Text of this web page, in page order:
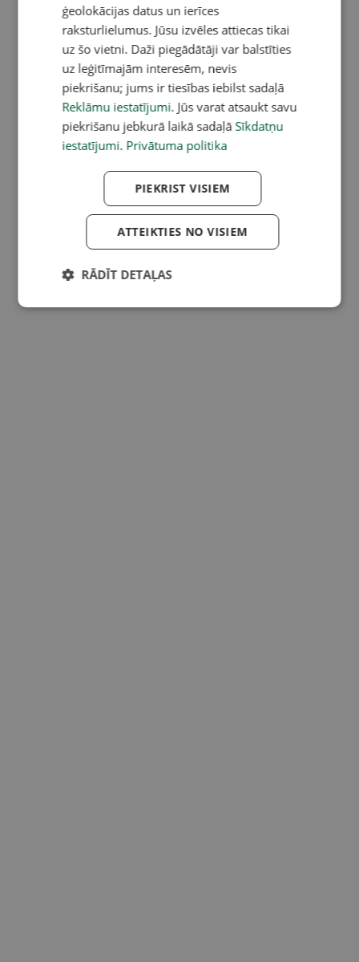
ģeolokācijas datus un ierīces
raksturlielumus. Jūsu izvēles attiecas tikai
uz šo vietni. Daži piegādātāji var balstīties
uz leģitīmajām interesēm, nevis
piekrišanu; jums ir tiesības iebilst sadaļā
Reklāmu iestatījumi. Jūs varat atsaukt savu
piekrišanu jebkurā laikā sadaļā Sīkdatņu
iestatījumi. Privātuma politika
PIEKRIST VISIEM
ATTEIKTIES NO VISIEM
RĀDĪT DETAĻAS